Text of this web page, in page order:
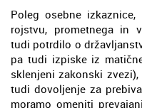
Poleg osebne
rojstvu, prometnega in
tudi potrdilo o
pa tudi izpiske iz
sklenjeni zakonski
tudi dovoljenje za
moramo omeniti